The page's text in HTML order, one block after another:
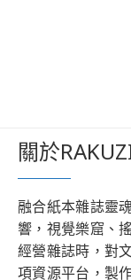
關於
融合紙本雜誌靈
響，視覺樂窟、
經營雜誌時，對
項資源平台，製